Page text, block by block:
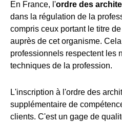
En France, l'ordre des
dans la régulation de la
compris ceux portant le titre
auprès de cet organisme.
professionnels respectent les
techniques de la profession.
L'inscription à l'ordre des
supplémentaire de
clients. C'est un gage de